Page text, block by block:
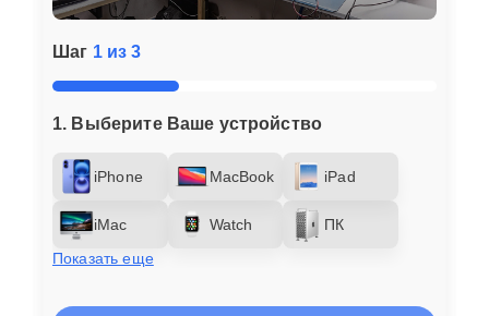
Шаг 1 из 3
1. Выберите Ваше устройство
iPhone MacBook iPad
iMac Watch
ПК
Показать еще